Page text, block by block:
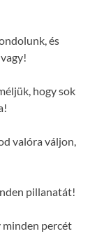
és
hogy sok
valóra váljon,
pillanatát!
minden percét